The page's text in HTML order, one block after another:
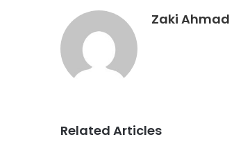
Zaki Ahmad
Related Articles